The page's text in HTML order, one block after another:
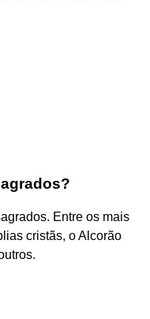
Entre os mais
cristãs, o Alcorão